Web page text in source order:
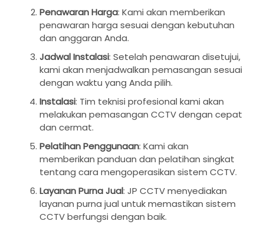
Penawaran Harga: Kami akan memberikan
penawaran harga sesuai dengan kebutuhan
dan anggaran Anda.
Jadwal Instalasi: Setelah penawaran disetujui,
kami akan menjadwalkan pemasangan sesuai
dengan waktu yang Anda pilih.
Instalasi: Tim teknisi profesional kami akan
melakukan pemasangan CCTV dengan cepat
dan cermat.
Pelatihan Penggunaan: Kami akan
memberikan panduan dan pelatihan singkat
tentang cara mengoperasikan sistem CCTV.
Layanan Purna Jual: JP CCTV menyediakan
layanan purna jual untuk memastikan sistem
CCTV berfungsi dengan baik.